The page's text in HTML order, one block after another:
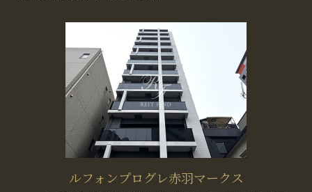
ルフォンプログレ赤羽マークス